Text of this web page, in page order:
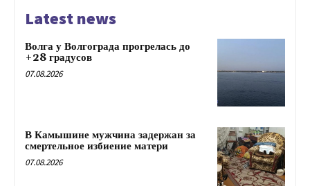
Latest news
Волга у Волгограда прогрелась до
+28 градусов
07.08.2026
В Камышине мужчина задержан за
смертельное избиение матери
07.08.2026